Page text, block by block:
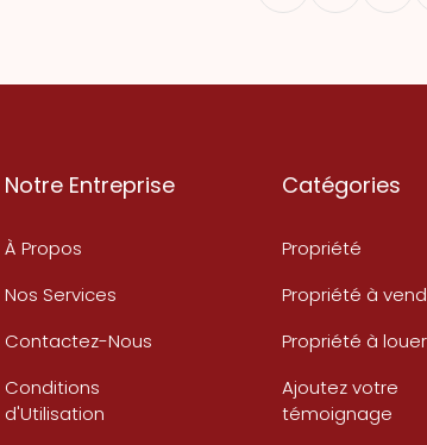
Notre Entreprise
À Propos
Nos Services
Contactez-Nous
Conditions
d'Utilisation
Catégories
Propriété
Propriété à
Propriété à louer
Ajoutez votre
témoignage